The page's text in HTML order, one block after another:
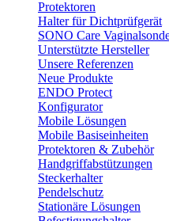
Protektoren
Halter für Dichtprüfgerät
SONO Care
Unterstützte Hersteller
Unsere Referenzen
Neue Produkte
ENDO Protect
Konfigurator
Mobile Lösungen
Mobile Basiseinheiten
Protektoren & Zubehör
Handgriffabstützungen
Steckerhalter
Pendelschutz
Stationäre Lösungen